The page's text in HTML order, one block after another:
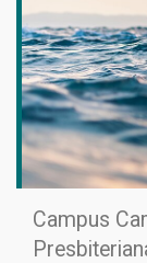
Campus